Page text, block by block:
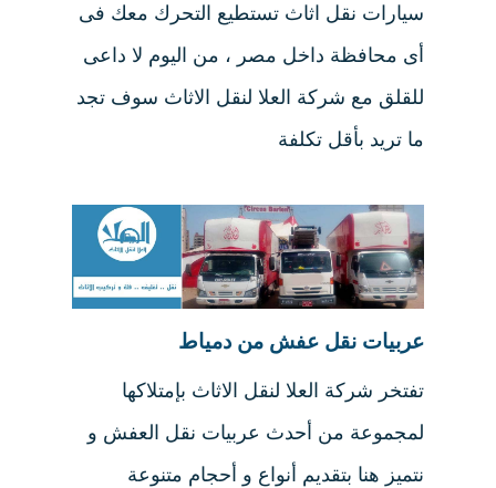
سيارات نقل اثاث تستطيع التحرك معك فى
أى محافظة داخل مصر ، من اليوم لا داعى
للقلق مع شركة العلا لنقل الاثاث سوف تجد
ما تريد بأقل تكلفة
عربيات نقل عفش من دمياط
تفتخر شركة العلا لنقل الاثاث بإمتلاكها
لمجموعة من أحدث عربيات نقل العفش و
نتميز هنا بتقديم أنواع و أحجام متنوعة